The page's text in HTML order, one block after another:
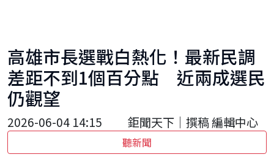
高雄市長選戰白熱化！最新民調
差距不到1個百分點 近兩成選民
仍觀望
2026-06-04 14:15 鉅聞天下｜撰稿 編輯中心
聽新聞